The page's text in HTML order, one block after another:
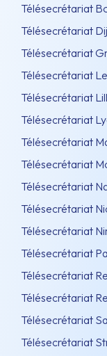
Télésecrétariat
Télésecrétariat
Télésecrétariat
Télésecrétariat
Télésecrétariat
Télésecrétariat
Télésecrétariat
Télésecrétariat
Télésecrétariat
Télésecrétariat
Télésecrétariat
Télésecrétariat
Télésecrétariat
Télésecrétariat
Télésecrétariat
Télésecrétariat